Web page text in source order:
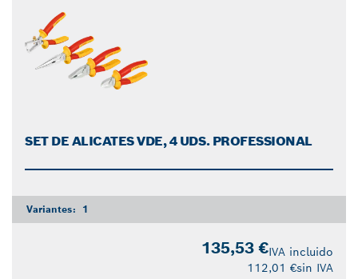
SET DE ALICATES VDE, 4 UDS. PROFESSIONAL
Variantes: 1
135,53 €IVA incluido
112,01 €sin IVA